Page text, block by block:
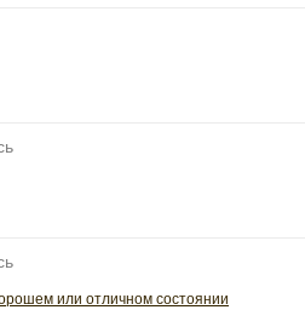
или отличном состоянии